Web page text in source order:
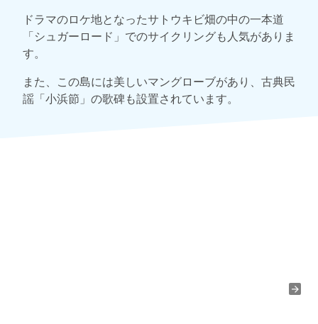
ドラマのロケ地となったサトウキビ畑の中の一本道
「シュガーロード」でのサイクリングも人気がありま
す。
また、この島には美しいマングローブがあり、古典民
謡「小浜節」の歌碑も設置されています。